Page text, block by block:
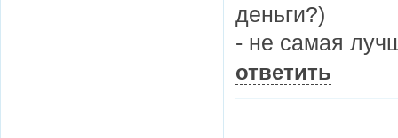
деньги?)
- не самая
ответить